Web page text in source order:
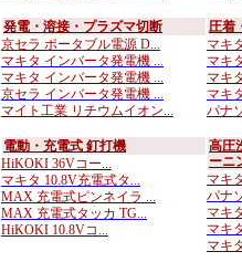
発電・溶接・プラズマ切断
京セラ ポータブル電源 D...
マキタ インバータ発電機 ...
マキタ インバータ発電機 ...
京セラ インバータ発電機 ...
マイト工業 リチウムイオン...
圧着
マキ
マキ
マキ
マキ
パナ
電動・充電式 釘打機
HiKOKI 36Vコー...
マキタ 10.8V充電式タ...
MAX 充電式ピンネイラ ...
MAX 充電式タッカ TG...
HiKOKI 10.8Vコ...
高圧
ーニ
マキ
パナ
マキ
マキ
マキ